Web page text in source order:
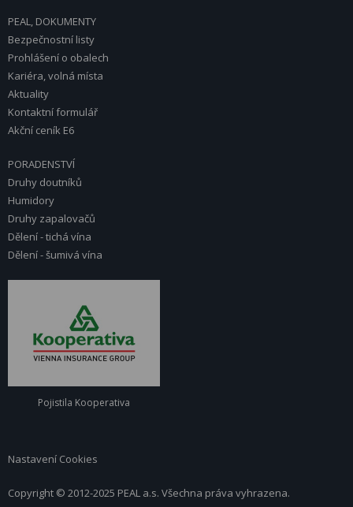
PEAL, DOKUMENTY
Bezpečnostní listy
Prohlášení o obalech
Kariéra, volná místa
Aktuality
Kontaktní formulář
Akční ceník E6
PORADENSTVÍ
Druhy doutníků
Humidory
Druhy zapalovačů
Dělení - tichá vína
Dělení - šumivá vína
Pojistila Kooperativa
Nastavení Cookies
Copyright © 2012-2025 PEAL a.s. Všechna práva vyhrazena.